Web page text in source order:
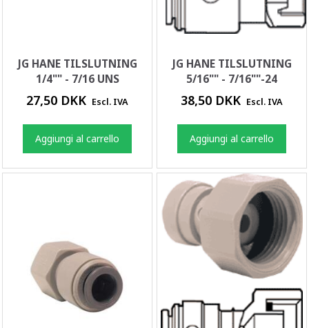
JG HANE TILSLUTNING
1/4"" - 7/16 UNS
27,50 DKK Escl. IVA
Aggiungi al carrello
JG HANE TILSLUTNING
5/16"" - 7/16""-24
38,50 DKK Escl. IVA
Aggiungi al carrello